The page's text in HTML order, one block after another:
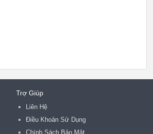
Trợ Giúp
Liên Hệ
Điều Khoản Sử Dụng
Chính Sách Bảo Mật